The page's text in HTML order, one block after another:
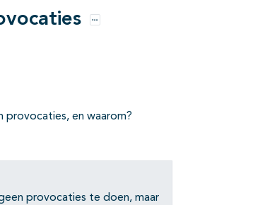
Opties
provocaties, en waarom?
provocaties te doen, maar